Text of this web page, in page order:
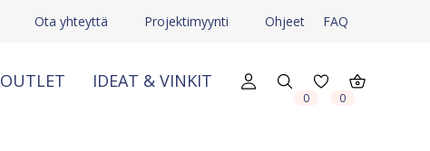
Ota yhteyttä Projektimyynti Ohjeet FAQ
OUTLET IDEAT & VINKIT
0 0